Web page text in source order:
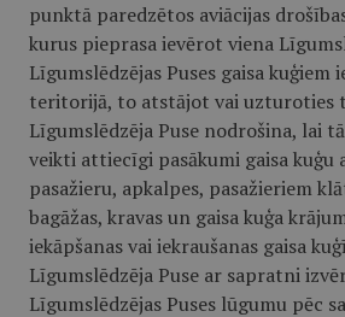
punktā paredzētos aviācijas
kurus pieprasa ievērot viena
Līgumslēdzējas Puses gaisa kuģiem
teritorijā, to atstājot vai uzturoties
Līgumslēdzēja Puse nodrošina, lai
veikti attiecīgi pasākumi gaisa kuģu
pasažieru, apkalpes, pasažieriem
bagāžas, kravas un gaisa kuģa
iekāpšanas vai iekraušanas gaisa
Līgumslēdzēja Puse ar sapratni
Līgumslēdzējas Puses lūgumu pēc